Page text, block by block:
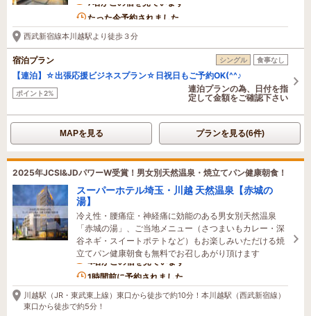
7名がこの宿を見ています
たった今予約されました
西武新宿線本川越駅より徒歩３分
宿泊プラン シングル 食事なし
【連泊】☆出張応援ビジネスプラン☆日祝日もご予約OK(^^♪
ポイント2%
連泊プランの為、日付を指
定して金額をご確認下さい
MAPを見る プランを見る(6件)
2025年JCSI&JDパワーW受賞！男女別天然温泉・焼立てパン健康朝食！
スーパーホテル埼玉・川越 天然温泉【赤城の
湯】
冷え性・腰痛症・神経痛に効能のある男女別天然温泉
「赤城の湯」、ご当地メニュー（さつまいもカレー・深
谷ネギ・スイートポテトなど）もお楽しみいただける焼
立てパン健康朝食も無料でお召しあがり頂けます
4名がこの宿を見ています
1時間前に予約されました
川越駅（JR・東武東上線）東口から徒歩で約10分！本川越駅（西武新宿線）
東口から徒歩で約5分！